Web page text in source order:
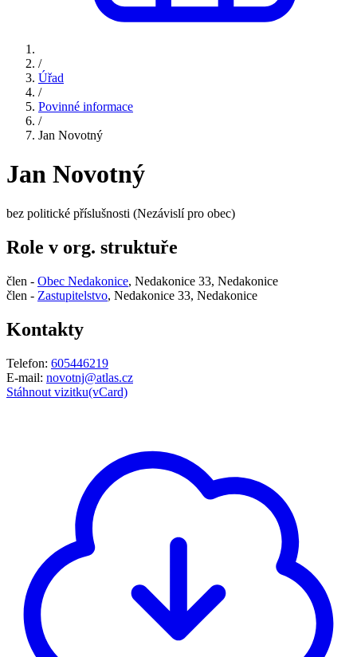
/
Úřad
/
Povinné informace
/
Jan Novotný
Jan Novotný
bez politické příslušnosti (Nezávislí pro obec)
Role v org. struktuře
člen - Obec Nedakonice, Nedakonice 33, Nedakonice
člen - Zastupitelstvo, Nedakonice 33, Nedakonice
Kontakty
Telefon: 605446219
E-mail: novotnj@atlas.cz
Stáhnout vizitku(vCard)